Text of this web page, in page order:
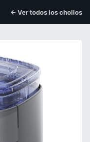
← Ver todos los chollos